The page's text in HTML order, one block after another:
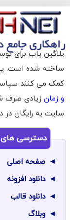
پلاگین یاب برای
ساخته شده است.
کمک می کنند
و زمان زیادی صرف
سایت به رایگان
دسترسی
صفحه اصلی
دانلود افزونه
دانلود قالب
وبلاگ